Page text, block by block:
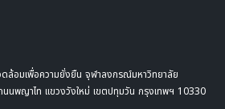
ล้อมเพื่อความยั่งยืน จุฬาลงกรณ์มหาวิทยาลัย
นพญาไท แขวงวังใหม่ เขตปทุมวัน กรุงเทพฯ 10330